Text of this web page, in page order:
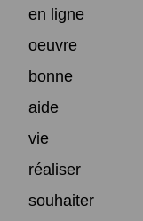
en ligne
oeuvre
bonne
aide
vie
réaliser
souhaiter